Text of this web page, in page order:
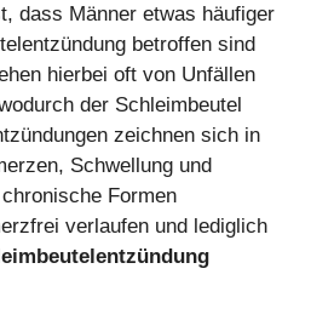
dass Männer etwas häufiger
betroffen sind
hierbei oft von Unfällen
der Schleimbeutel
zeichnen sich in
Schwellung und
Formen
verlaufen und lediglich